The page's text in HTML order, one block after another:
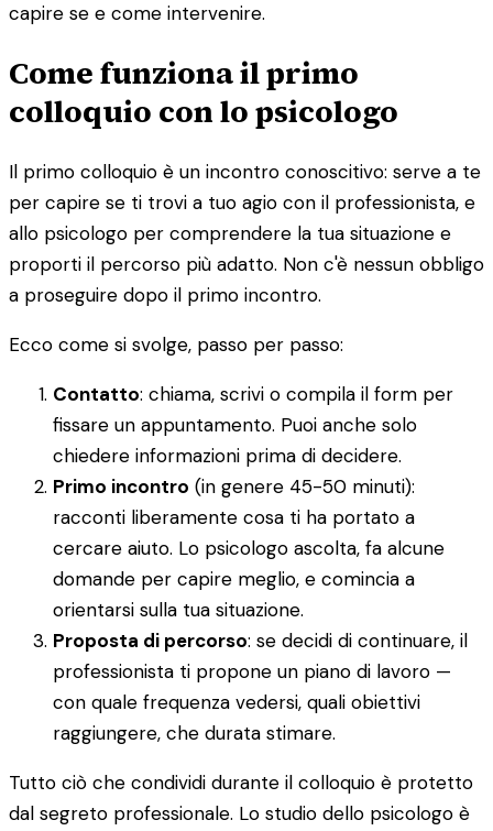
capire se e come intervenire.
Come funziona il primo
colloquio con lo psicologo
Il primo colloquio è un incontro conoscitivo: serve a te
per capire se ti trovi a tuo agio con il professionista, e
allo psicologo per comprendere la tua situazione e
proporti il percorso più adatto. Non c'è nessun obbligo
a proseguire dopo il primo incontro.
Ecco come si svolge, passo per passo:
Contatto: chiama, scrivi o compila il form per
fissare un appuntamento. Puoi anche solo
chiedere informazioni prima di decidere.
Primo incontro (in genere 45-50 minuti):
racconti liberamente cosa ti ha portato a
cercare aiuto. Lo psicologo ascolta, fa alcune
domande per capire meglio, e comincia a
orientarsi sulla tua situazione.
Proposta di percorso: se decidi di continuare, il
professionista ti propone un piano di lavoro —
con quale frequenza vedersi, quali obiettivi
raggiungere, che durata stimare.
Tutto ciò che condividi durante il colloquio è protetto
dal segreto professionale. Lo studio dello psicologo è